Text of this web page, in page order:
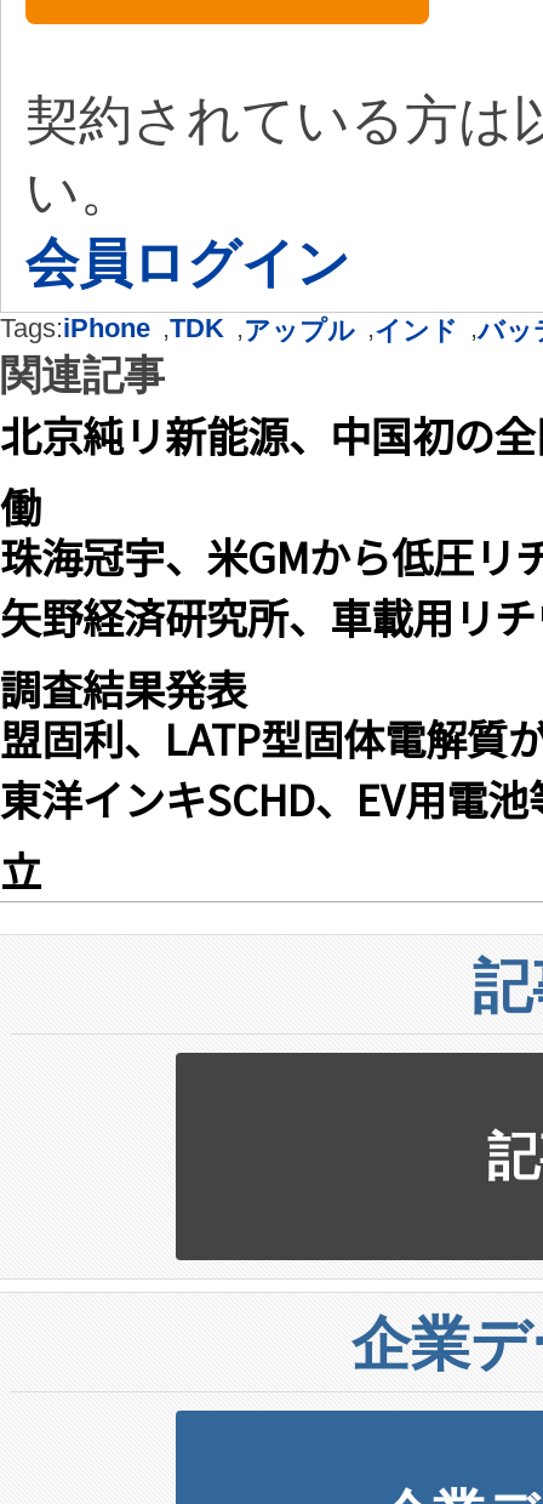
契約されている方は
い。
会員ログイン
Tags:iPhone ,TDK ,アップル ,インド ,バッ
関連記事
北京純リ新能源、中国初の
働
珠海冠宇、米GMから低圧リ
矢野経済研究所、車載用リ
調査結果発表
盟固利、LATP型固体電解質
東洋インキSCHD、EV用電
立
企業